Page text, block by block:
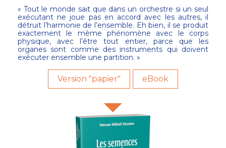
« Tout le monde sait que dans un orchestre si un seul
exécutant ne joue pas en accord avec les autres, il
détruit l’harmonie de l’ensemble. Eh bien, il se produit
exactement le même phénomène avec le corps
physique, avec l’être tout entier, parce que les
organes sont comme des instruments qui doivent
exécuter ensemble une partition. »
Version "papier" eBook